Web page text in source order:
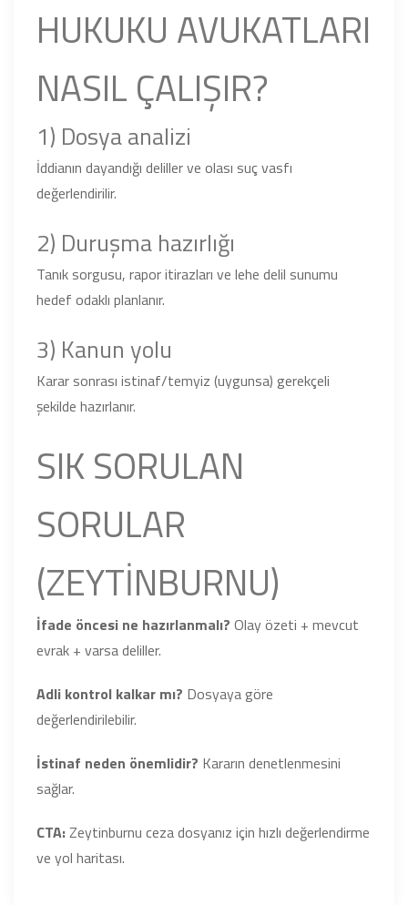
HUKUKU AVUKATLARI
NASIL ÇALIŞIR?
1) Dosya analizi
İddianın dayandığı deliller ve olası suç vasfı
değerlendirilir.
2) Duruşma hazırlığı
Tanık sorgusu, rapor itirazları ve lehe delil sunumu
hedef odaklı planlanır.
3) Kanun yolu
Karar sonrası istinaf/temyiz (uygunsa) gerekçeli
şekilde hazırlanır.
SIK SORULAN
SORULAR
(ZEYTİNBURNU)
İfade öncesi ne hazırlanmalı? Olay özeti + mevcut
evrak + varsa deliller.
Adli kontrol kalkar mı? Dosyaya göre
değerlendirilebilir.
İstinaf neden önemlidir? Kararın denetlenmesini
sağlar.
CTA:Zeytinburnu ceza dosyanız için hızlı değerlendirme
ve yol haritası.